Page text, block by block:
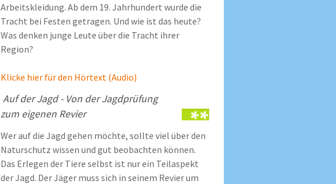
Arbeitskleidung. Ab dem 19. Jahrhundert wurde die
Tracht bei Festen getragen. Und wie ist das heute?
Was denken junge Leute über die Tracht ihrer
Region?
Klicke hier für den Hörtext (Audio)
Auf der Jagd - Von der Jagdprüfung
zum eigenen Revier
Wer auf die Jagd gehen möchte, sollte viel über den
Naturschutz wissen und gut beobachten können.
Das Erlegen der Tiere selbst ist nur ein Teilaspekt
der Jagd. Der Jäger muss sich in seinem Revier um